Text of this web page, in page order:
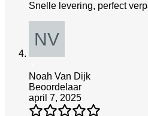
Snelle levering, perfect
Noah Van Dijk
Beoordelaar
april 7, 2025